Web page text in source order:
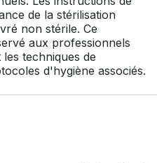
de la stérilisation
non stérile. Ce
aux professionnels
techniques de
d'hygiène associés.